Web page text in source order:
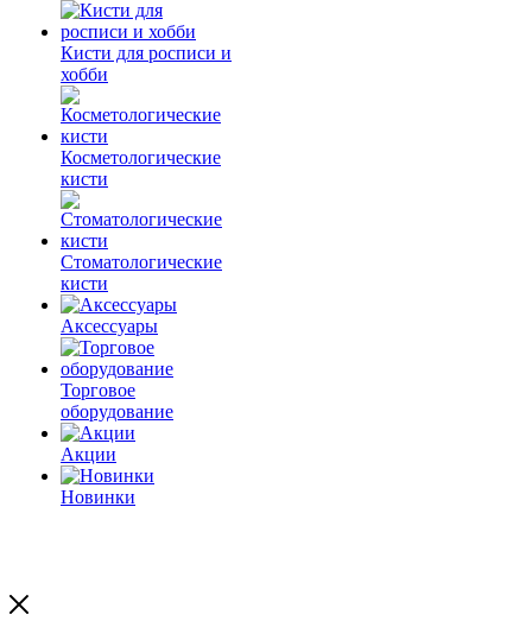
Кисти для росписи и
хобби
Косметологические
кисти
Стоматологические
кисти
Аксессуары
Торговое
оборудование
Акции
Новинки